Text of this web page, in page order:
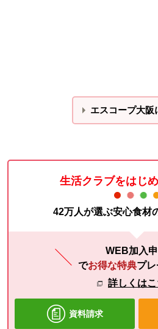
エスコープ大阪
生活クラブをはじ
42万人が選ぶ安心食材
WEB加入
でお得な特典プレ
詳しくはこ
資料請求